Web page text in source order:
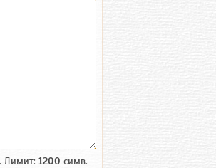
Лимит: 1200 симв.